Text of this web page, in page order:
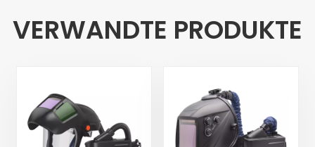
VERWANDTE PRODUKTE